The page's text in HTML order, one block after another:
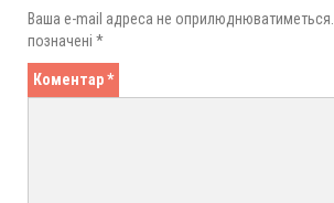
Ваша e-mail адреса не оприлюднюватиметься.
позначені *
Коментар*